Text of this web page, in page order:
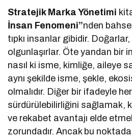
Stratejik Marka Yönetimi
İnsan Fenomeni”nden
tıpkı insanlar gibidir.
olgunlaşırlar. Öte yandan bir
nasıl ki isme, kimliğe, aileye
aynı şekilde isme, şekle,
olmalıdır. Diğer bir ifadeyle
sürdürülebilirliğini sağlamak,
ve rekabet avantajı elde
zorundadır. Ancak bu